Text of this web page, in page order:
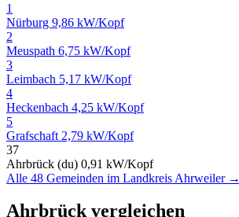
1
Nürburg 9,86 kW/Kopf
2
Meuspath 6,75 kW/Kopf
3
Leimbach 5,17 kW/Kopf
4
Heckenbach 4,25 kW/Kopf
5
Grafschaft 2,79 kW/Kopf
37
Ahrbrück (du) 0,91 kW/Kopf
Alle 48 Gemeinden im Landkreis Ahrweiler →
Ahrbrück vergleichen